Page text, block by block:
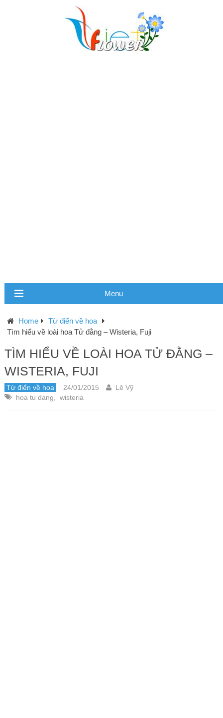
Menu
Home
Từ điển về hoa
Tìm hiểu về loài hoa Tử đằng – Wisteria, Fuji
TÌM HIỂU VỀ LOÀI HOA TỬ ĐẰNG –
WISTERIA, FUJI
Từ điển về hoa 24/01/2015
Lê Vỹ
hoa tu dang
wisteria